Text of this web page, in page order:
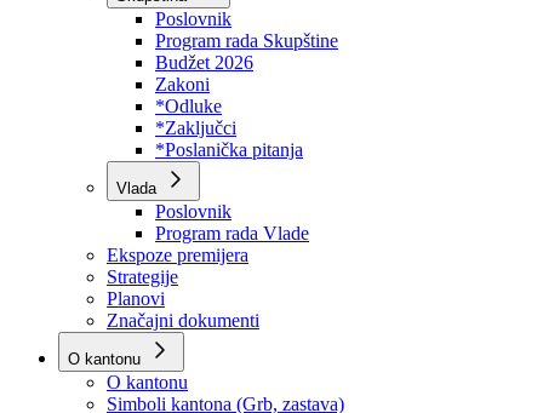
Dokumenti
Skupština
Poslovnik
Program rada Skupštine
Budžet 2026
Zakoni
*Odluke
*Zaključci
*Poslanička pitanja
Vlada
Poslovnik
Program rada Vlade
Ekspoze premijera
Strategije
Planovi
Značajni dokumenti